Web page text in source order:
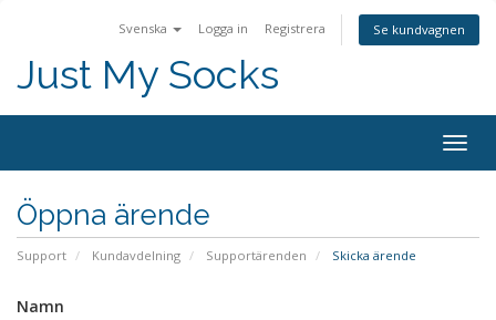
Svenska Logga in Registrera Se kundvagnen
Just My Socks
Öppna ärende
Support Kundavdelning Supportärenden Skicka ärende
Namn